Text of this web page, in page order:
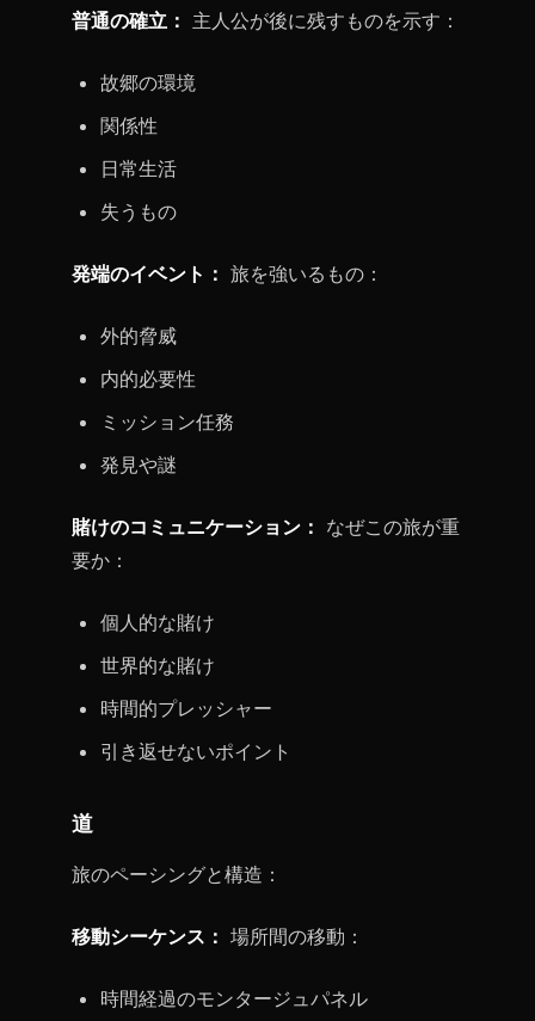
普通の確立： 主人公が後に残すものを示す：
故郷の環境
関係性
日常生活
失うもの
発端のイベント： 旅を強いるもの：
外的脅威
内的必要性
ミッション任務
発見や謎
賭けのコミュニケーション： なぜこの旅が重
要か：
個人的な賭け
世界的な賭け
時間的プレッシャー
引き返せないポイント
道
旅のペーシングと構造：
移動シーケンス： 場所間の移動：
時間経過のモンタージュパネル